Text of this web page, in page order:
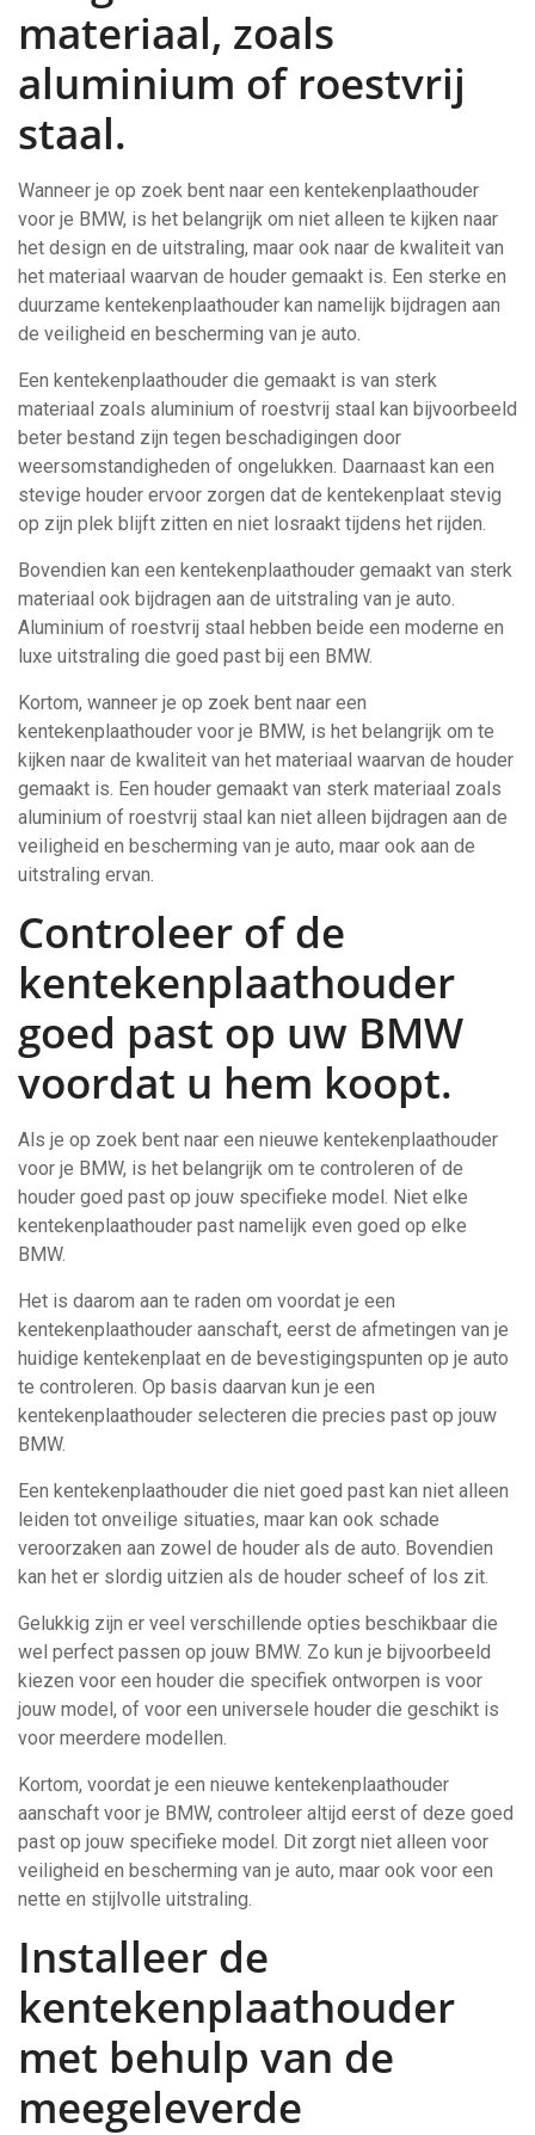
materiaal, zoals
aluminium of roestvrij
staal.
Wanneer je op zoek bent naar een kentekenplaathouder
voor je BMW, is het belangrijk om niet alleen te kijken naar
het design en de uitstraling, maar ook naar de kwaliteit van
het materiaal waarvan de houder gemaakt is. Een sterke en
duurzame kentekenplaathouder kan namelijk bijdragen aan
de veiligheid en bescherming van je auto.
Een kentekenplaathouder die gemaakt is van sterk
materiaal zoals aluminium of roestvrij staal kan bijvoorbeeld
beter bestand zijn tegen beschadigingen door
weersomstandigheden of ongelukken. Daarnaast kan een
stevige houder ervoor zorgen dat de kentekenplaat stevig
op zijn plek blijft zitten en niet losraakt tijdens het rijden.
Bovendien kan een kentekenplaathouder gemaakt van sterk
materiaal ook bijdragen aan de uitstraling van je auto.
Aluminium of roestvrij staal hebben beide een moderne en
luxe uitstraling die goed past bij een BMW.
Kortom, wanneer je op zoek bent naar een
kentekenplaathouder voor je BMW, is het belangrijk om te
kijken naar de kwaliteit van het materiaal waarvan de houder
gemaakt is. Een houder gemaakt van sterk materiaal zoals
aluminium of roestvrij staal kan niet alleen bijdragen aan de
veiligheid en bescherming van je auto, maar ook aan de
uitstraling ervan.
Controleer of de
kentekenplaathouder
goed past op uw BMW
voordat u hem koopt.
Als je op zoek bent naar een nieuwe kentekenplaathouder
voor je BMW, is het belangrijk om te controleren of de
houder goed past op jouw specifieke model. Niet elke
kentekenplaathouder past namelijk even goed op elke
BMW.
Het is daarom aan te raden om voordat je een
kentekenplaathouder aanschaft, eerst de afmetingen van je
huidige kentekenplaat en de bevestigingspunten op je auto
te controleren. Op basis daarvan kun je een
kentekenplaathouder selecteren die precies past op jouw
BMW.
Een kentekenplaathouder die niet goed past kan niet alleen
leiden tot onveilige situaties, maar kan ook schade
veroorzaken aan zowel de houder als de auto. Bovendien
kan het er slordig uitzien als de houder scheef of los zit.
Gelukkig zijn er veel verschillende opties beschikbaar die
wel perfect passen op jouw BMW. Zo kun je bijvoorbeeld
kiezen voor een houder die specifiek ontworpen is voor
jouw model, of voor een universele houder die geschikt is
voor meerdere modellen.
Kortom, voordat je een nieuwe kentekenplaathouder
aanschaft voor je BMW, controleer altijd eerst of deze goed
past op jouw specifieke model. Dit zorgt niet alleen voor
veiligheid en bescherming van je auto, maar ook voor een
nette en stijlvolle uitstraling.
Installeer de
kentekenplaathouder
met behulp van de
meegeleverde